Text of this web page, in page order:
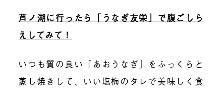
芦ノ湖に行ったら「うなぎ友栄」で腹ごしら
えしてみて！
いつも質の良い「あおうなぎ」をふっくらと
蒸し焼きして、いい塩梅のタレで美味しく食